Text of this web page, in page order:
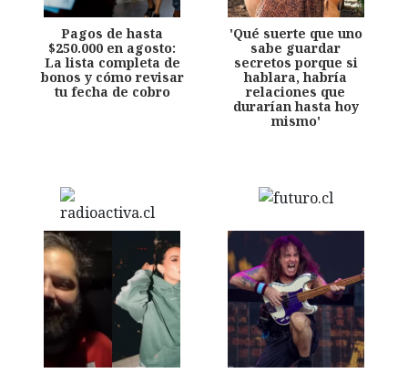
Pagos de hasta
$250.000 en agosto:
La lista completa de
bonos y cómo revisar
tu fecha de cobro
'Qué suerte que uno
sabe guardar
secretos porque si
hablara, habría
relaciones que
durarían hasta hoy
mismo'